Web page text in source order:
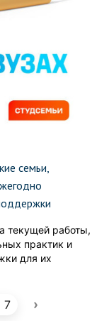
семьи,
текущей работы,
практик и
для их
7 ›